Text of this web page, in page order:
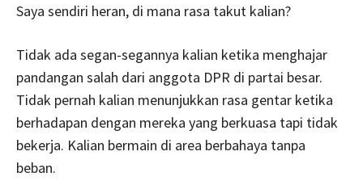
Saya sendiri heran, di mana rasa takut kalian?
Tidak ada segan-segannya kalian ketika menghajar
pandangan salah dari anggota DPR di partai besar.
Tidak pernah kalian menunjukkan rasa gentar ketika
berhadapan dengan mereka yang berkuasa tapi tidak
bekerja. Kalian bermain di area berbahaya tanpa
beban.